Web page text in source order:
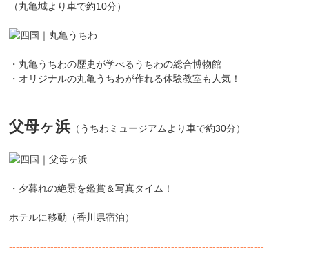
（丸亀城より車で約10分）
・丸亀うちわの歴史が学べるうちわの総合博物館
・オリジナルの丸亀うちわが作れる体験教室も人気！
父母ヶ浜 （うちわミュージアムより車で約30分）
・夕暮れの絶景を鑑賞＆写真タイム！
ホテルに移動（香川県宿泊）
--------------------------------------------------------------------------